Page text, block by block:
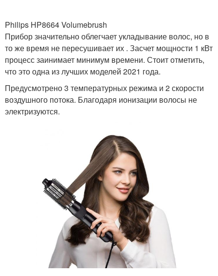
Philips HP8664 Volumebrush
Прибор значительно облегчает укладывание волос, но в
то же время не пересушивает их . Засчет мощности 1 кВт
процесс заинимает минимум времени. Стоит отметить,
что это одна из лучших моделей 2021 года.
Предусмотрено 3 температурных режима и 2 скорости
воздушного потока. Благодаря ионизации волосы не
электризуются.